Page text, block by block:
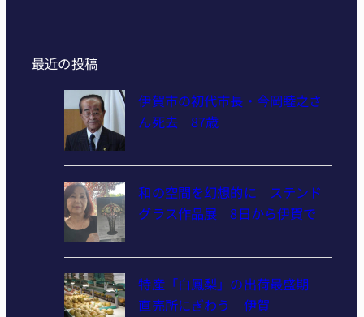
最近の投稿
伊賀市の初代市長・今岡睦之さ
ん死去 87歳
和の空間を幻想的に ステンド
グラス作品展 8日から伊賀で
特産「白鳳梨」の出荷最盛期
直売所にぎわう 伊賀